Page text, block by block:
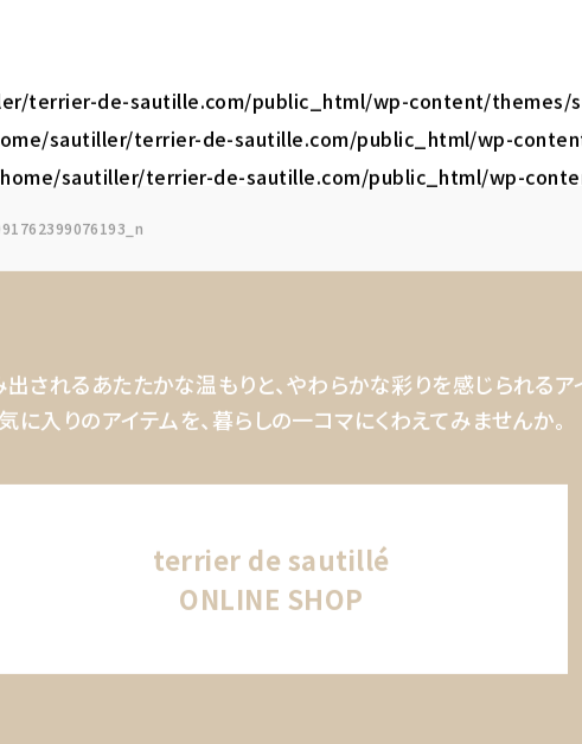
terrier-de-sautille.com/public_html/wp-content/themes/
sautiller/terrier-de-sautille.com/public_html/wp-
sautiller/terrier-de-sautille.com/public_html/wp-
されるあたたかな温もりと、やわらかな彩りを感じられるア
に入りのアイテムを、暮らしの一コマにくわえてみませんか。
terrier de sautillé
ONLINE SHOP